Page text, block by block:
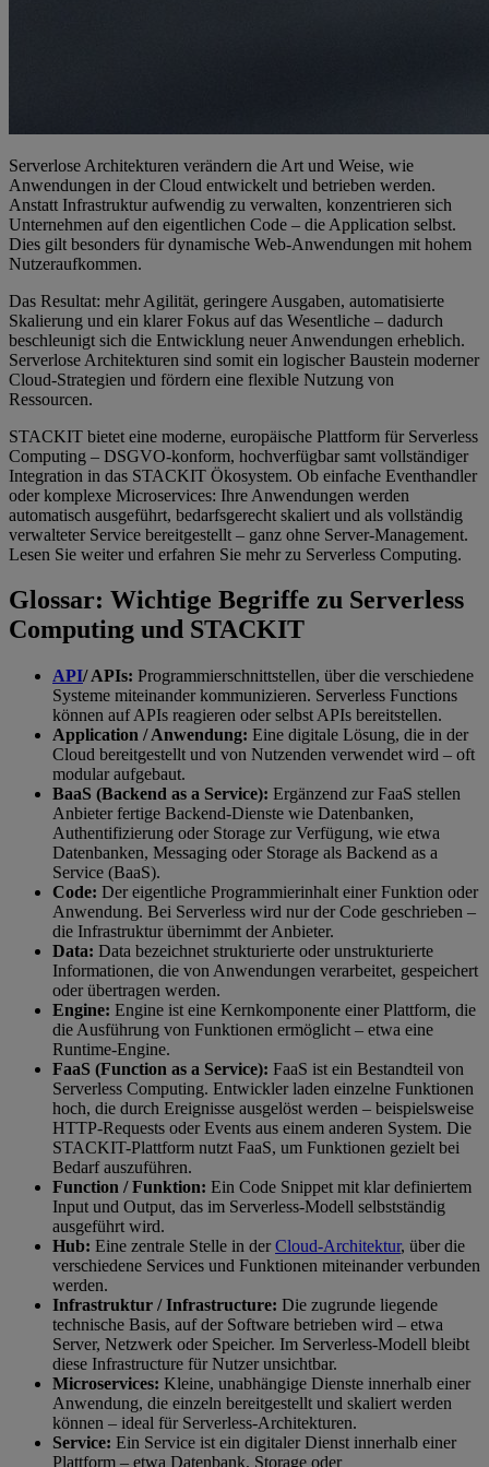
Serverlose Architekturen verändern die Art und Weise, wie
Anwendungen in der Cloud entwickelt und betrieben werden.
Anstatt Infrastruktur aufwendig zu verwalten, konzentrieren sich
Unternehmen auf den eigentlichen Code – die Application selbst.
Dies gilt besonders für dynamische Web-Anwendungen mit hohem
Nutzeraufkommen.
Das Resultat: mehr Agilität, geringere Ausgaben, automatisierte
Skalierung und ein klarer Fokus auf das Wesentliche – dadurch
beschleunigt sich die Entwicklung neuer Anwendungen erheblich.
Serverlose Architekturen sind somit ein logischer Baustein moderner
Cloud-Strategien und fördern eine flexible Nutzung von
Ressourcen.
STACKIT bietet eine moderne, europäische Plattform für Serverless
Computing – DSGVO-konform, hochverfügbar samt vollständiger
Integration in das STACKIT Ökosystem. Ob einfache Eventhandler
oder komplexe Microservices: Ihre Anwendungen werden
automatisch ausgeführt, bedarfsgerecht skaliert und als vollständig
verwalteter Service bereitgestellt – ganz ohne Server-Management.
Lesen Sie weiter und erfahren Sie mehr zu Serverless Computing.
Glossar: Wichtige Begriffe zu Serverless
Computing und STACKIT
API/ APIs: Programmierschnittstellen, über die verschiedene
Systeme miteinander kommunizieren. Serverless Functions
können auf APIs reagieren oder selbst APIs bereitstellen.
Application / Anwendung: Eine digitale Lösung, die in der
Cloud bereitgestellt und von Nutzenden verwendet wird – oft
modular aufgebaut.
BaaS (Backend as a Service): Ergänzend zur FaaS stellen
Anbieter fertige Backend-Dienste wie Datenbanken,
Authentifizierung oder Storage zur Verfügung, wie etwa
Datenbanken, Messaging oder Storage als Backend as a
Service (BaaS).
Code: Der eigentliche Programmierinhalt einer Funktion oder
Anwendung. Bei Serverless wird nur der Code geschrieben –
die Infrastruktur übernimmt der Anbieter.
Data: Data bezeichnet strukturierte oder unstrukturierte
Informationen, die von Anwendungen verarbeitet, gespeichert
oder übertragen werden.
Engine: Engine ist eine Kernkomponente einer Plattform, die
die Ausführung von Funktionen ermöglicht – etwa eine
Runtime-Engine.
FaaS (Function as a Service): FaaS ist ein Bestandteil von
Serverless Computing. Entwickler laden einzelne Funktionen
hoch, die durch Ereignisse ausgelöst werden – beispielsweise
HTTP-Requests oder Events aus einem anderen System. Die
STACKIT-Plattform nutzt FaaS, um Funktionen gezielt bei
Bedarf auszuführen.
Function / Funktion: Ein Code Snippet mit klar definiertem
Input und Output, das im Serverless-Modell selbstständig
ausgeführt wird.
Hub: Eine zentrale Stelle in derCloud-Architektur, über die
verschiedene Services und Funktionen miteinander verbunden
werden.
Infrastruktur / Infrastructure: Die zugrunde liegende
technische Basis, auf der Software betrieben wird – etwa
Server, Netzwerk oder Speicher. Im Serverless-Modell bleibt
diese Infrastructure für Nutzer unsichtbar.
Microservices: Kleine, unabhängige Dienste innerhalb einer
Anwendung, die einzeln bereitgestellt und skaliert werden
können – ideal für Serverless-Architekturen.
Service: Ein Service ist ein digitaler Dienst innerhalb einer
Plattform – etwa Datenbank, Storage oder